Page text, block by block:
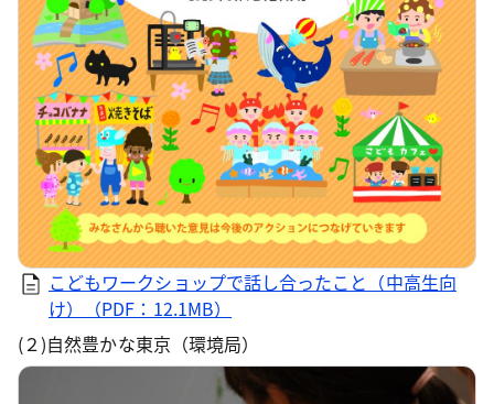
こどもワークショップで話し合ったこと（中高生向
け）（PDF：12.1MB）
(２)自然豊かな東京（環境局）